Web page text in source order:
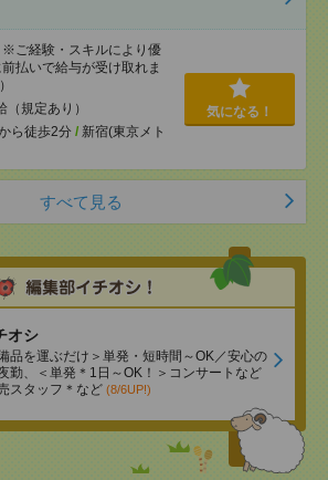
ご経験・スキルにより優
払いで給与が受け取れま
規定あり）
ら徒歩2分 / 新宿(東京メト
気になる！
すべて見る
オシ
品を運ぶだけ＞単発・短時間～OK／安心の
勤、＜単発＊1日～OK！＞コンサートなど
スタッフ＊など (8/6UP!)